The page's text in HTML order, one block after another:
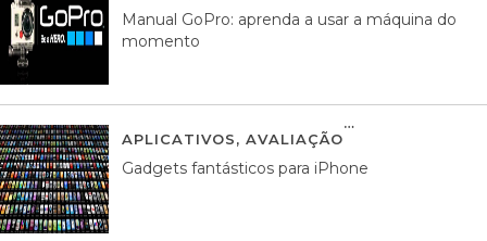
Manual GoPro: aprenda a usar a máquina do
momento
APLICATIVOS, AVALIAÇÃO
Gadgets fantásticos para iPhone